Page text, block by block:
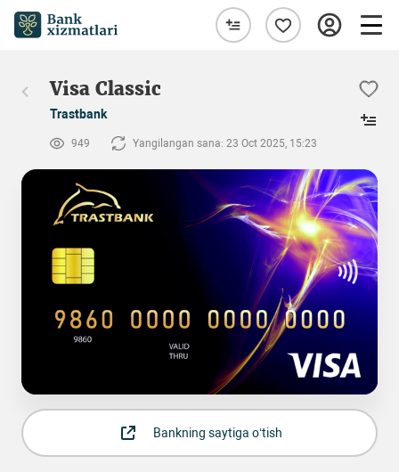
Visa Classic
Trastbank
949 Yangilangan sana: 23 Oct 2025, 15:23
Bankning saytiga o‘tish